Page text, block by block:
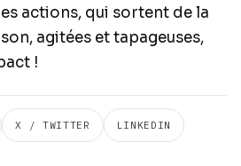
actions, qui sortent de la
agitées et tapageuses,
!
X / TWITTER LINKEDIN